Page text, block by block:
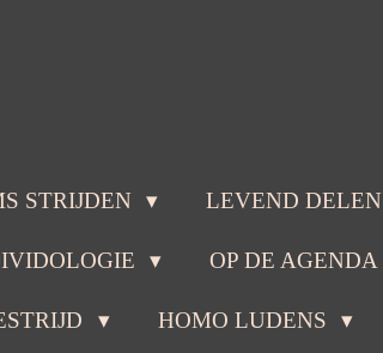
STRIJDEN LEVEND DELEN
OP DE AGENDA
HOMO LUDENS